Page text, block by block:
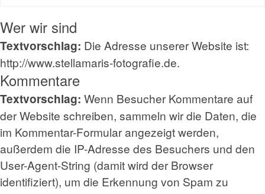
Wer wir sind
Textvorschlag: Die Adresse unserer Website ist:
http://www.stellamaris-fotografie.de.
Kommentare
Textvorschlag: Wenn Besucher Kommentare auf
der Website schreiben, sammeln wir die Daten, die
im Kommentar-Formular angezeigt werden,
außerdem die IP-Adresse des Besuchers und den
User-Agent-String (damit wird der Browser
identifiziert), um die Erkennung von Spam zu